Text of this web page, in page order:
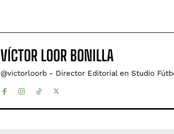
VÍCTOR LOOR BONILLA
@victorloorb - Director Editorial en Studio